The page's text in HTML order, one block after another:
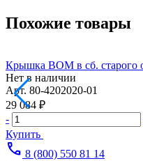
Похожие товары
Крышка ВОМ в сб. старого
Нет в наличии
Арт. 80-4202020-01
29 084 ₽
-
Купить
call 8 (800) 550 81 14